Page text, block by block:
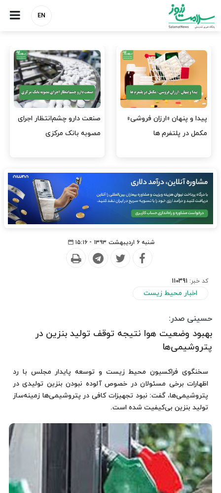
EN
هشدار کانون هموفیلی ایران:
۴ هزار بیمار ۸ ماه است
نسخه وزارت بهداشت برای
مهار پزشک‌نماهای
شنبه ۶ اردیبهشت ۱۳۹۳ - ۱۵:۱۶
کد خبر: 110391
اخبار محیط زیست
حسینی صدر:
بهبود وضعیت هوا نتیجه توقف تولید بنزین در
پتروشیمی‌ها
سخنگوی فراکسیون محیط زیست و توسعه پایدار مجلس با رد
اظهارات برخی مسئولان در خصوص آلوده نبودن بنزین تولیدی در
پتروشیمی‌ها، گفت: نبود تجهیزات کافی در پتروشیمی‌ها زمینه‌ساز
تولید بنزین بی‌کیفیت شده است.